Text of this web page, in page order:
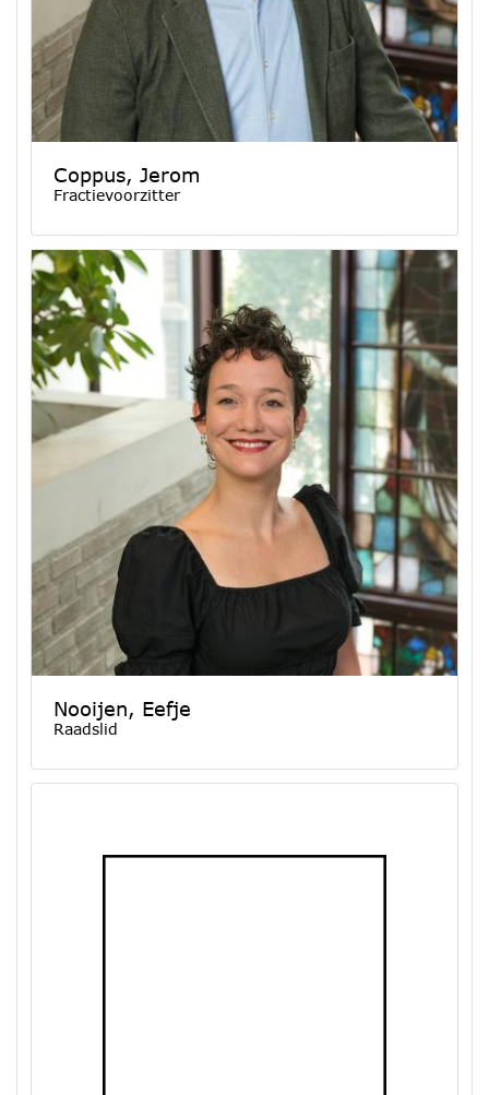
Coppus, Jerom
Fractievoorzitter
Nooijen, Eefje
Raadslid